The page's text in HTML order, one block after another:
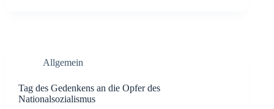
Allgemein
Tag des Gedenkens an die Opfer des
Nationalsozialismus